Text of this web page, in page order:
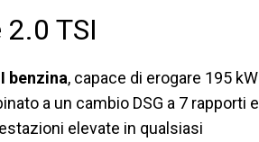
TSI
benzina, capace di erogare 195 kW
a un cambio DSG a 7 rapporti e
elevate in qualsiasi